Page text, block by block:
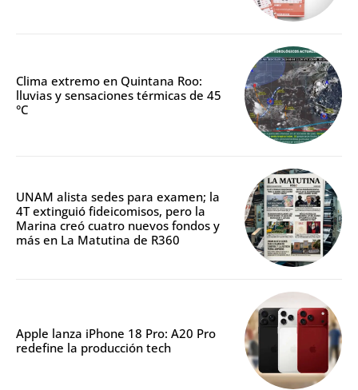
Clima extremo en Quintana Roo:
lluvias y sensaciones térmicas de 45
°C
UNAM alista sedes para examen; la
4T extinguió fideicomisos, pero la
Marina creó cuatro nuevos fondos y
más en La Matutina de R360
Apple lanza iPhone 18 Pro: A20 Pro
redefine la producción tech